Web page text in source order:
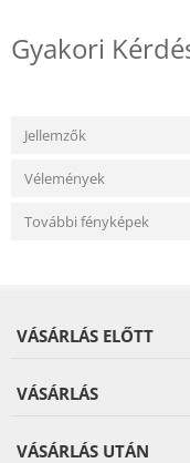
Gyakori
Jellemzők
Vélemények
További fényképek
VÁSÁRLÁS ELŐTT
VÁSÁRLÁS
VÁSÁRLÁS UTÁN